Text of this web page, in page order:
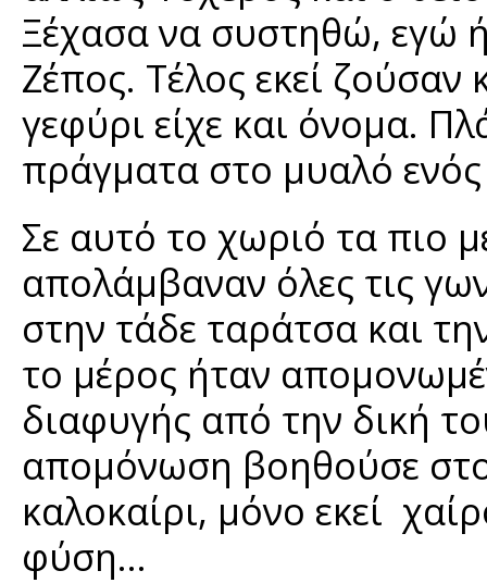
Ξέχασα να συστηθώ, εγώ
Ζέπος. Τέλος εκεί ζούσαν
γεφύρι είχε και όνομα.
πράγματα στο μυαλό
Σε αυτό το χωριό τα πιο
απολάμβαναν όλες τις
στην τάδε ταράτσα και
το μέρος ήταν
διαφυγής από την δική
απομόνωση βοηθούσε
καλοκαίρι, μόνο εκεί
φύση…